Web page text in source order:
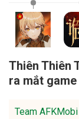
Thiên Thiên
ra mắt
Team